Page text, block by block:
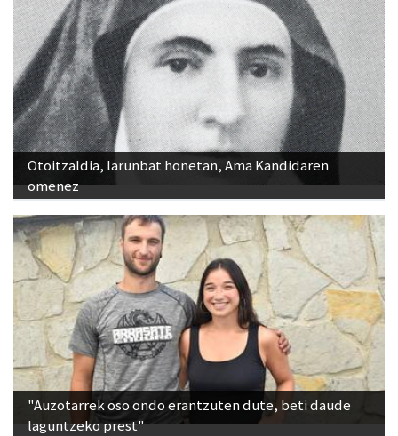
Otoitzaldia, larunbat honetan, Ama Kandidaren
omenez
"Auzotarrek oso ondo erantzuten dute, beti daude
laguntzeko prest"